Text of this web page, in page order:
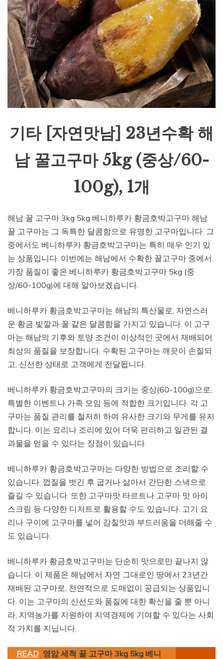
기타 [자연맛남] 23년수확 해
남 꿀고구마 5kg (중상/60-
100g), 1개
해남 꿀 고구마 3kg 5kg 베니하루카 황금호박고구마 해남
꿀 고구마는 그 독특한 달콤함으로 유명한 고구마입니다. 그
중에서도 베니하루카 황금호박고구마는 특히 매우 인기 있
는 상품입니다. 이번에는 해남에서 수확한 꿀고구마 중에서
가장 품질이 좋은 베니하루카 황금호박고구마 5kg (중
상/60-100g)에 대해 알아보겠습니다.
베니하루카 황금호박고구마는 해남의 특산물로, 자연스러
운 황금 빛깔과 꿀 같은 달콤함을 가지고 있습니다. 이 고구
마는 해남의 기후와 토양 조건이 이상적인 곳에서 재배되어
최상의 품질을 보장합니다. 수확된 고구마는 깨끗이 손질되
고, 신선한 상태로 고객에게 전달됩니다.
베니하루카 황금호박고구마의 크기는 중상(60-100g)으로,
특별한 이벤트나 가족 모임 등에 적합한 크기입니다. 각 고
구마는 품질 관리를 철저히 하여 유사한 크기와 무게를 유지
합니다. 이는 요리나 조리에 있어 더욱 편리하고 일관된 결
과물을 얻을 수 있다는 장점이 있습니다.
베니하루카 황금호박고구마는 다양한 방법으로 조리할 수
있습니다. 껍질을 벗긴 후 굽거나 삶아서 간단한 스낵으로
즐길 수 있습니다. 또한 고구마맛 타르트나 고구마 맛 아이
스크림 등 다양한 디저트로 활용할 수도 있습니다. 고기 요
리나 구이에 고구마를 넣어 감칠맛과 부드러움을 더해줄 수
도 있습니다.
베니하루카 황금호박고구마는 단순히 맛으로만 끝나지 않
습니다. 이 제품은 해남에서 자연 그대로인 땅에서 23년간
재배된 고구마로, 천연적으로 도매없이 공급되는 상품입니
다. 이는 고구마의 신선도와 품질에 대한 확신을 줄 뿐 아니
라, 지역농가를 지원하여 지역경제에 기여할 수 있다는 사회
적 가치를 지닙니다.
READ 영암 세척 꿀 고구마 3kg 5kg 베니